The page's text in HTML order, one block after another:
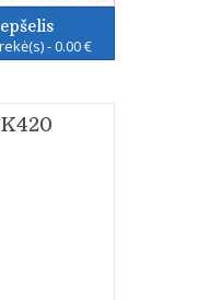
- 0.00 €